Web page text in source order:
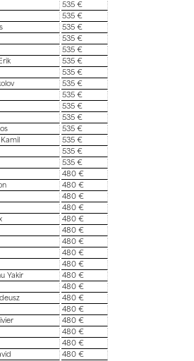
535 €
535 €
535 €
535 €
535 €
535 €
535 €
535 €
535 €
535 €
535 €
535 €
535 €
535 €
535 €
480 €
480 €
480 €
480 €
480 €
480 €
480 €
480 €
480 €
Yakir
480 €
480 €
480 €
480 €
480 €
480 €
480 €
480 €